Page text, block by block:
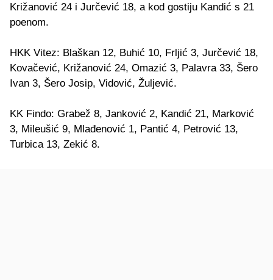
Križanović 24 i Jurčević 18, a kod gostiju Kandić s 21
poenom.
HKK Vitez: Blaškan 12, Buhić 10, Frljić 3, Jurčević 18,
Kovačević, Križanović 24, Omazić 3, Palavra 33, Šero
Ivan 3, Šero Josip, Vidović, Žuljević.
KK Findo: Grabež 8, Janković 2, Kandić 21, Marković
3, Mileušić 9, Mlađenović 1, Pantić 4, Petrović 13,
Turbica 13, Zekić 8.